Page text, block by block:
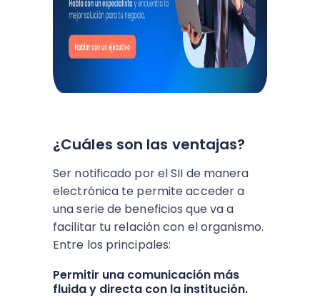
¿Cuáles son las ventajas?
Ser notificado por el SII de manera
electrónica te permite acceder a
una serie de beneficios que va a
facilitar tu relación con el organismo.
Entre los principales:
Permitir una comunicación más
fluida y directa con la institución.